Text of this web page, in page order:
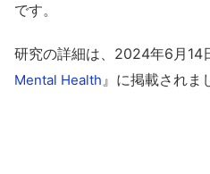
です。
研究の詳細は、2024年6月14
Mental Health』に掲載されま